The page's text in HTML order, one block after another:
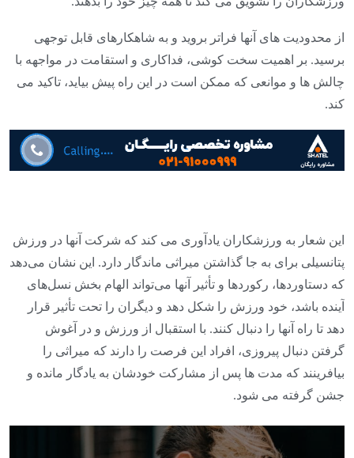
از محدودیت های آنها فراتر بروید و به شاهکارهای قابل توجهی
برسید. بر اهمیت سخت کوشی، فداکاری و استقامت در مواجهه با
چالش ها و موانعی که ممکن است در این راه پیش بیاید، تاکید می
کند.
این شعار به ورزشکاران یادآوری می کند که شرکت آنها در ورزش
پتانسیلی برای به جا گذاشتن میراثی ماندگار دارد. این نشان می‌دهد
که دستاوردها، رکوردها و تأثیر آنها می‌تواند الهام بخش نسل‌های
آینده باشد، خود ورزش را شکل دهد و دیگران را تحت تأثیر قرار
دهد تا راه آنها را دنبال کنند. با استقبال از ورزش و در آغوش
گرفتن دنبال پیروزی، افراد این فرصت را دارند که میراثی را
بیافرینند که مدت ها پس از مشارکت خودشان به یادگار مانده و
جشن گرفته می شود.